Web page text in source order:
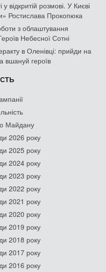
відкритій розмові. У Києві
Ростислава Прокопюка
з облаштування
Небесної Сотні
в Оленівці: прийди на
вшануй героїв
Майдану
2026 року
2025 року
2024 року
2023 року
2022 року
2021 року
2020 року
2019 року
2018 року
2017 року
2016 року